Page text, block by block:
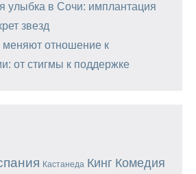
улыбка в Сочи: имплантация
звезд
меняют отношение к
от стигмы к поддержке
Кастанеда Кинг Комедия